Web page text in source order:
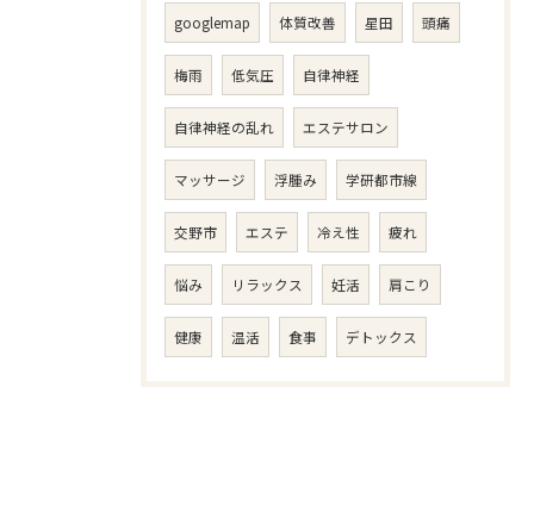
googlemap 体質改善 星田 頭痛
梅雨 低気圧 自律神経
自律神経の乱れ エステサロン
マッサージ 浮腫み 学研都市線
交野市 エステ 冷え性 疲れ
悩み リラックス 妊活 肩こり
健康 温活 食事 デトックス